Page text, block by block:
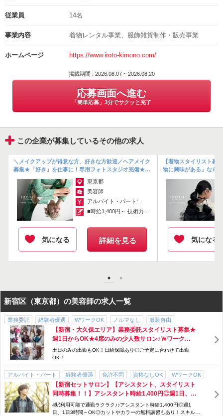
やりがいを感じながら働ける場所です！
待遇に関しては経験やスキル、勤務条件により相談で決定する場合も
ございます。
＊＊IROTOのコンセプトや今後＊＊
大事にしているのは「着物を通しての、お客様一人ひとりに合わせた
スタイリングやファッションコーディネート」
着物を通してスタイリングの場を増やしていきたいです。
ご希望の方には着付け指導をいたしますので、着付けの技術も自分の
また、オリジナル商品を増やして、ヘア飾り等の販売事業も拡大中で
IROTOの元々のスタートはアクセサリーブランドからのため、小物に
もとてもこだわっています。
物作りも好きな方はヘア飾りの制作にも携われるため、ヘアメイク以
外でも活躍することが可能です◎
もし求人についてご不明な点があれば、お気兼ねなくご連絡ください
皆様からのご応募心よりお待ちしております★
掲載期間 : 2026.08.07 ~ 2026.08.20
応募画面へ進む
「簡単応募」3分でサクッと完了
担当の部署や氏名
神谷 綾子
従業員 14名
事業内容 着物レンタル事業、服飾雑貨制作・販売事業
ホームページ https://www.iroto-kimono.com/
掲載期間 : 2026.08.07 ~ 2026.08.20
応募画面へ進む
「簡単応募」3分でサクッと完了
この企業が募集しているその他の求人
＼メイクアップが得意な方、好きな方歓迎／ヘアメイク
募集★「好き」を仕事に！専用フォトスタジオ完備★交
通費全額支給◉【オシャレな着物レン...
東京都
美容師
アルバイト・パート:￥1,400～
■時給1,400円～ 技術力によって、...
気になる 詳細を見る
【着物スタイリスト募
物に興味がある」なら
気になる
新宿区（東京都）の美容師の求人一覧
業務委託 経験者優遇 WワークOK ノルマなし
服装自由
髪型・髪色自由
主婦・主夫歓迎 パパ・ママ歓迎
パパ・ママ在籍
面貸し・ミラーレンタル
女性スタッフ多数
研修制度あり
勤務時間・曜日応相談
急募 駅チカ 個人サロン
アットホーム
サロン見学OK
週1日～
【新宿・大久保エリア】業務委託スタイリスト募集★
週1日からOK★4席のみの少人数サロン♪Ｗワーク
OK◎
土日のみの出勤もOK！日給保障あり◎ご予定に合わせて出勤
OK！
アルバイト・パート 経験者優遇 免許不問 資格なしOK
WワークOK
ブランクOK
服装自由 髪型・髪色自由
面貸し・ミラーレンタル
交通費支給
勤務時間・曜日応相談 週1日～ 扶養控除内
急募
個人サロン
アットホーム 駅チカ サロン見学OK
【新宿セットサロン】【アシスタント、スタイリスト
同時募集！！】アシスタント時給1,400円◎週1日、1
日3時間～OK◎ヘアセットの独自マニュアルもありス
キルアップしたい方にもおすすめです◎カットやカラ
4駅利用可能で通勤ラクラク♪♪アシスタント時給1,400円◎週1
日、1日3時間～OK◎カットやカラーの無料講習もあり！スキルア